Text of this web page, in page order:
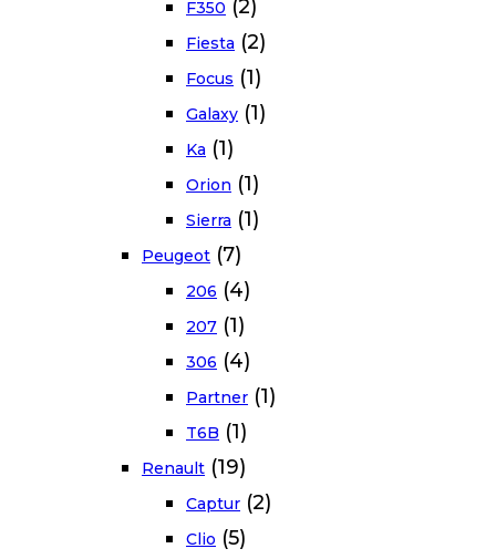
F350 (2)
Fiesta (2)
Focus (1)
Galaxy (1)
Ka (1)
Orion (1)
Sierra (1)
Peugeot (7)
206 (4)
207 (1)
306 (4)
Partner (1)
T6B (1)
Renault (19)
Captur (2)
Clio (5)